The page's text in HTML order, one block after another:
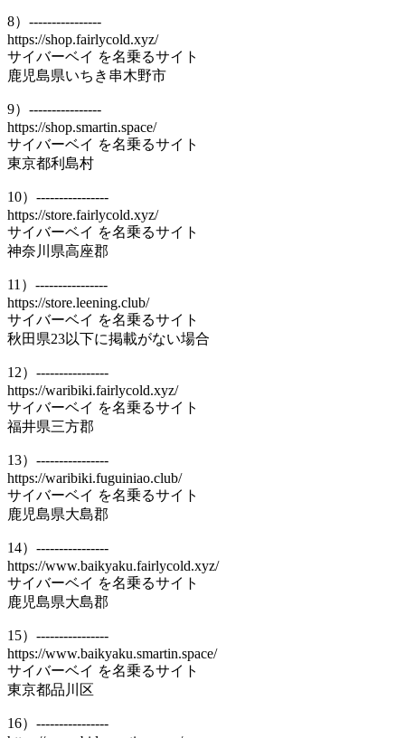
8）----------------
https://shop.fairlycold.xyz/
サイバーベイ を名乗るサイト
鹿児島県いちき串木野市
9）----------------
https://shop.smartin.space/
サイバーベイ を名乗るサイト
東京都利島村
10）----------------
https://store.fairlycold.xyz/
サイバーベイ を名乗るサイト
神奈川県高座郡
11）----------------
https://store.leening.club/
サイバーベイ を名乗るサイト
秋田県23以下に掲載がない場合
12）----------------
https://waribiki.fairlycold.xyz/
サイバーベイ を名乗るサイト
福井県三方郡
13）----------------
https://waribiki.fuguiniao.club/
サイバーベイ を名乗るサイト
鹿児島県大島郡
14）----------------
https://www.baikyaku.fairlycold.xyz/
サイバーベイ を名乗るサイト
鹿児島県大島郡
15）----------------
https://www.baikyaku.smartin.space/
サイバーベイ を名乗るサイト
東京都品川区
16）----------------